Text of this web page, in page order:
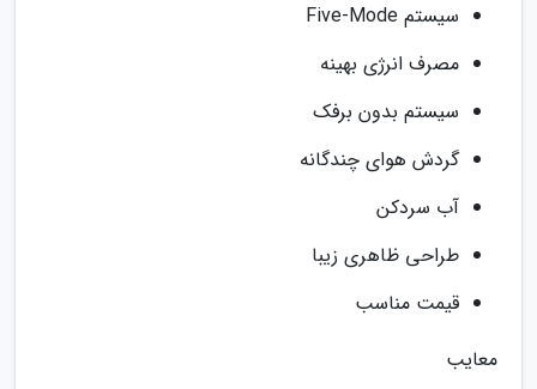
سیستم Five-Mode
مصرف انرژی بهینه
سیستم بدون برفک
گردش هوای چندگانه
آب سردکن
طراحی ظاهری زیبا
قیمت مناسب
معایب